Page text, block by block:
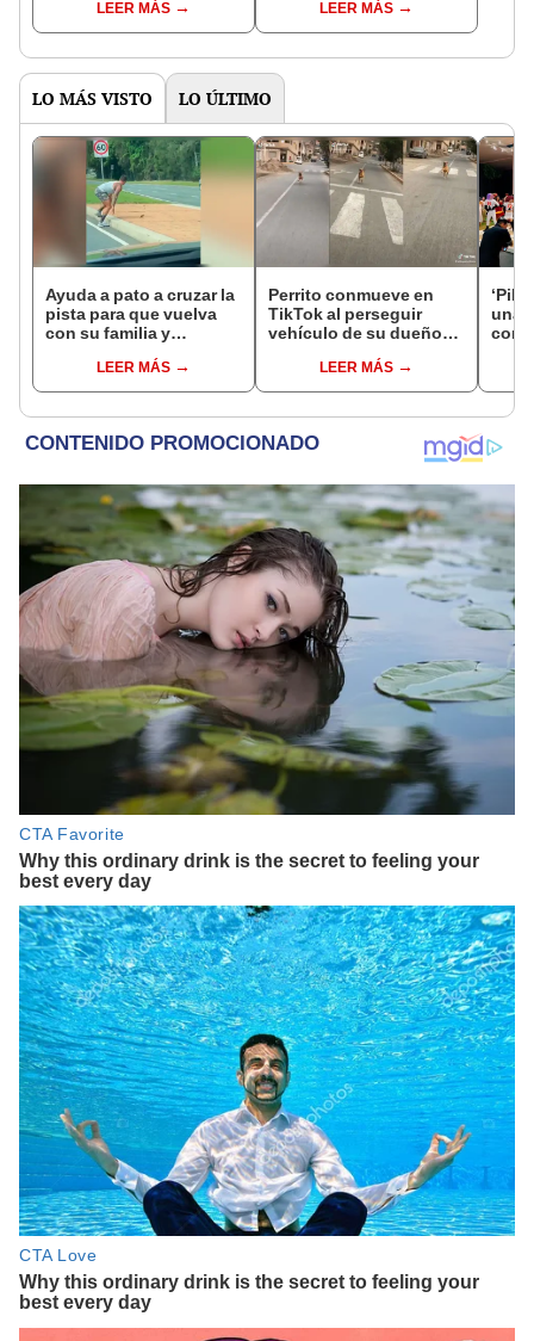
"Mi amor nació por la
gastronomía"
LEER MÁS
llegar a cobrar por 1.000
vistas
LEER MÁS
LO MÁS VISTO LO ÚLTIMO
Ayuda a pato a cruzar la
pista para que vuelva
con su familia y
todos [VIDEO]
LEER MÁS
Perrito conmueve en
TikTok al perseguir
vehículo de su dueño
trabajarLEER MÁS
una
con